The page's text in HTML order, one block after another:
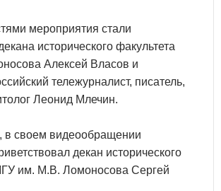
мероприятия стали
исторического факультета
Алексей Власов и
тележурналист, писатель,
Леонид Млечин.
в своем видеообращении
декан исторического
им. М.В. Ломоносова Сергей